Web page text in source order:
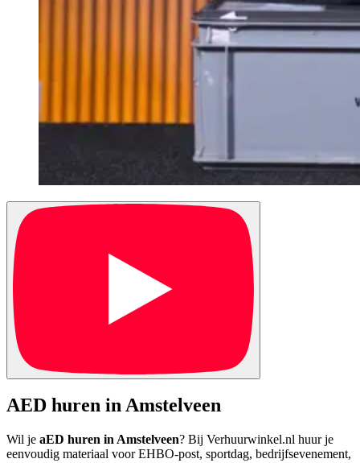
AED huren in Amstelveen
Wil je aED huren in Amstelveen? Bij Verhuurwinkel.nl huur je
eenvoudig materiaal voor EHBO-post, sportdag, bedrijfsevenement,